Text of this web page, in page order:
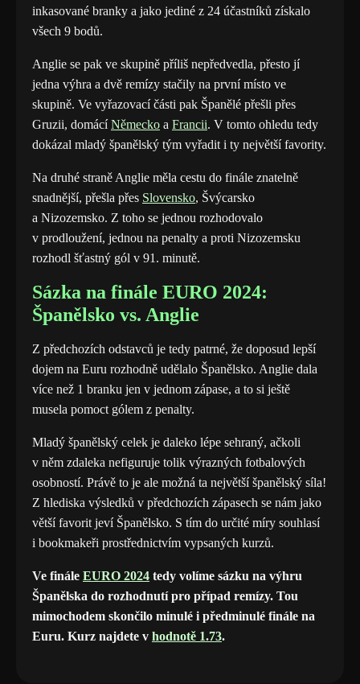
inkasované branky a jako jediné z 24 účastníků získalo
všech 9 bodů.
Anglie se pak ve skupině příliš nepředvedla, přesto jí
jedna výhra a dvě remízy stačily na první místo ve
skupině. Ve vyřazovací části pak Španělé přešli přes
Gruzii, domácíNěmecko a Francii. V tomto ohledu tedy
dokázal mladý španělský tým vyřadit i ty největší favority.
Na druhé straně Anglie měla cestu do finále znatelně
snadnější, přešla přes Slovensko, Švýcarsko
a Nizozemsko. Z toho se jednou rozhodovalo
v prodloužení, jednou na penalty a proti Nizozemsku
rozhodl šťastný gól v 91. minutě.
Sázka na finále EURO 2024:
Španělsko vs. Anglie
Z předchozích odstavců je tedy patrné, že doposud lepší
dojem na Euru rozhodně udělalo Španělsko. Anglie dala
více než 1 branku jen v jednom zápase, a to si ještě
musela pomoct gólem z penalty.
Mladý španělský celek je daleko lépe sehraný, ačkoli
v něm zdaleka nefiguruje tolik výrazných fotbalových
osobností. Právě to je ale možná ta největší španělský síla!
Z hlediska výsledků v předchozích zápasech se nám jako
větší favorit jeví Španělsko. S tím do určité míry souhlasí
i bookmakeři prostřednictvím vypsaných kurzů.
Ve finále EURO 2024 tedy volíme sázku na výhru
Španělska do rozhodnutí pro případ remízy. Tou
mimochodem skončilo minulé i předminulé finále na
Euru. Kurz najdete v hodnotě 1.73.